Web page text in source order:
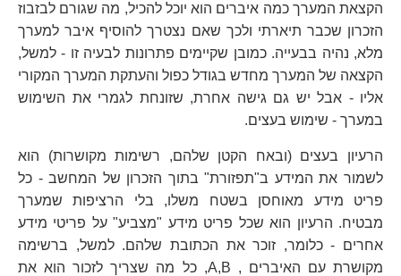
הקצאת המערך כמה איברים הוא יוכל להכיל, מה שגורם לבזבוז
הזכרון שכבר תיארתי ולכך שאם נצטרך להוסיף איבר למערך
מלא, נהיה בבעייה. כמובן שקיימים פתרונות לבעיה זו - למשל,
הקצאה של המערך מחדש בגודל כפול והעתקת המערך המקורי
אליו - אבל יש גם גישה אחרת, שזונחת לגמרי את השימוש
במערך - שימוש בעצים.
הרעיון בעצים (ובאח הקטן שלהם, רשימות מקושרות) הוא
לשמור את המידע ב"תפזורת" בתוך הזכרון של המחשב - כל
פריט מידע מאוחסן בשטח משלו, בלי הרציפות שמערך
מבטיח. הרעיון הוא שכל פריט מידע "מצביע" על פריטי מידע
אחרים - כלומר, זוכר את הכתובת שלהם. למשל, ברשימה
מקושרת עם האיברים , A,B, כל מה שצריך לזכור הוא את